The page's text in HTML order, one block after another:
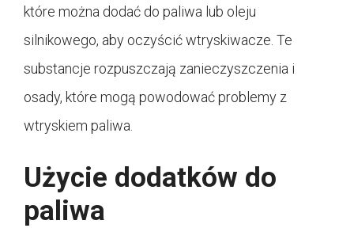
które można dodać do paliwa lub oleju
silnikowego, aby oczyścić wtryskiwacze. Te
substancje rozpuszczają zanieczyszczenia i
osady, które mogą powodować problemy z
wtryskiem paliwa.
Użycie dodatków do
paliwa